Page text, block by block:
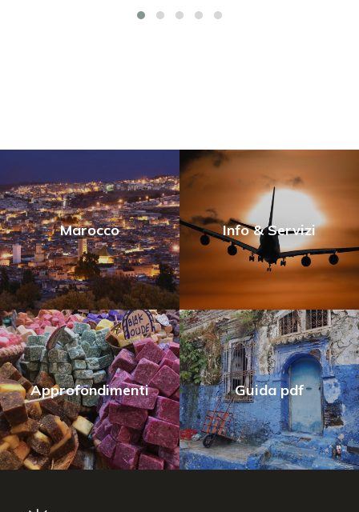
Marocco Info & Servizi
Approfondimenti Guida pdf